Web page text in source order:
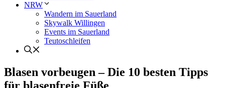
NRW
Wandern im Sauerland
Skywalk Willingen
Events im Sauerland
Teutoschleifen
Blasen vorbeugen – Die 10 besten Tipps